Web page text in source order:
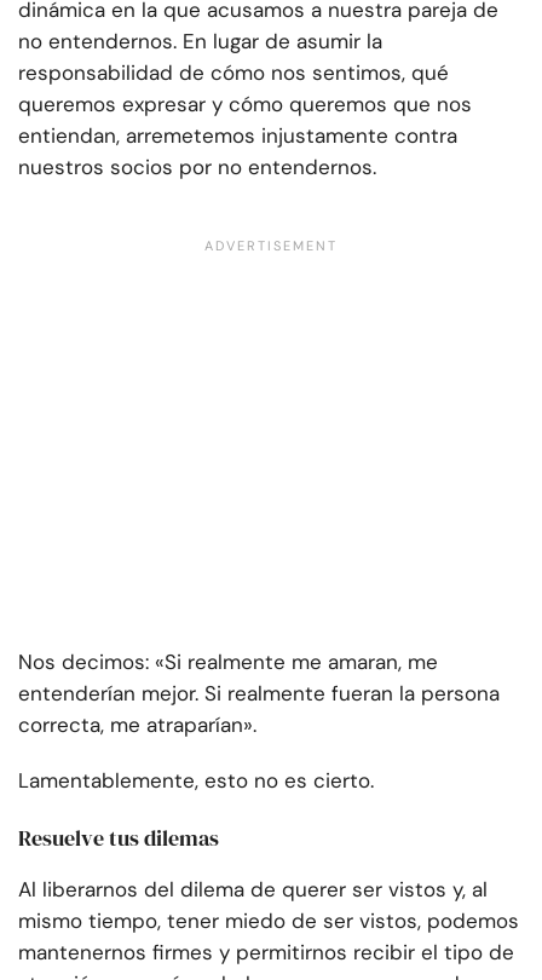
dinámica en la que acusamos a nuestra pareja de
no entendernos. En lugar de asumir la
responsabilidad de cómo nos sentimos, qué
queremos expresar y cómo queremos que nos
entiendan, arremetemos injustamente contra
nuestros socios por no entendernos.
Nos decimos: «Si realmente me amaran, me
entenderían mejor. Si realmente fueran la persona
correcta, me atraparían».
Lamentablemente, esto no es cierto.
Resuelve tus dilemas
Al liberarnos del dilema de querer ser vistos y, al
mismo tiempo, tener miedo de ser vistos, podemos
mantenernos firmes y permitirnos recibir el tipo de